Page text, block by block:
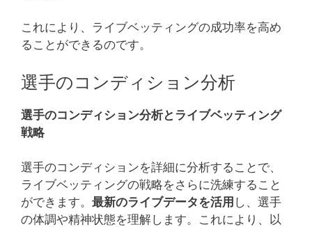
これにより、ライブベッティングの成功率を高め
ることができるのです。
選手のコンディション分析
選手のコンディション分析とライブベッティング
戦略
選手のコンディションを詳細に分析することで、
ライブベッティングの戦略をさらに洗練すること
ができます。 最新のライブデータを活用 し、選手
の体調や精神状態を理解します。これにより、以